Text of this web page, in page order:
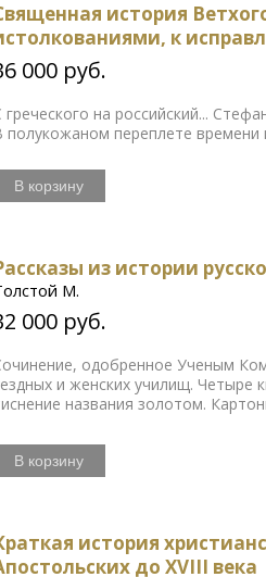
история
к
000 руб.
греческого на российский...
полукожаном переплете времени
В корзину
из истории
М.
000 руб.
одобренное Ученым
и женских училищ. Четыре
названия золотом.
В корзину
история
до XVIII века